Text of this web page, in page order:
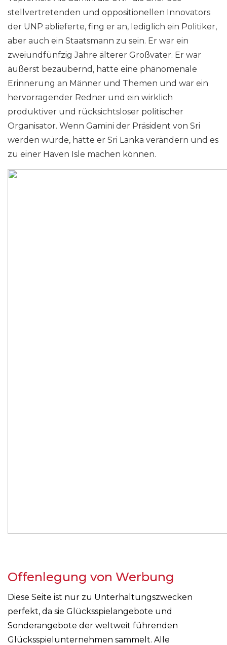
stellvertretenden und oppositionellen Innovators
der UNP ablieferte, fing er an, lediglich ein Politiker,
aber auch ein Staatsmann zu sein. Er war ein
zweiundfünfzig Jahre älterer Großvater. Er war
äußerst bezaubernd, hatte eine phänomenale
Erinnerung an Männer und Themen und war ein
hervorragender Redner und ein wirklich
produktiver und rücksichtsloser politischer
Organisator. Wenn Gamini der Präsident von Sri
werden würde, hätte er Sri Lanka verändern und es
zu einer Haven Isle machen können.
Offenlegung von Werbung
Diese Seite ist nur zu Unterhaltungszwecken
perfekt, da sie Glücksspielangebote und
Sonderangebote der weltweit führenden
Glücksspielunternehmen sammelt. Alle